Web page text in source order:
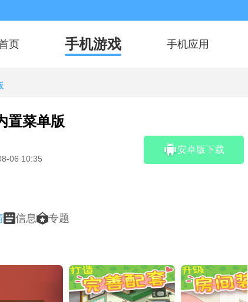
页 手机游戏 手机应用
置菜单版
06 10:35
安卓版下载
信息 专题